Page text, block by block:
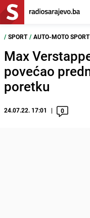
/ SPORT / AUTO-MOTO SPORT
Max
povećao
poretku
24.07.22. 17:01 0